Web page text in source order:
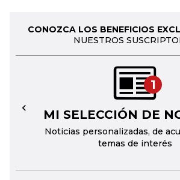
CONOZCA LOS BENEFICIOS
NUESTROS
1
MI SELECCIÓN DE
Noticias personalizadas, de
temas de interés
←